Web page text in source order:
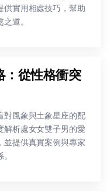
供實用相處技巧，幫助
道。
：從性格衝突
對風象與土象星座的配
解析處女女雙子男的愛
並提供真實案例與專家